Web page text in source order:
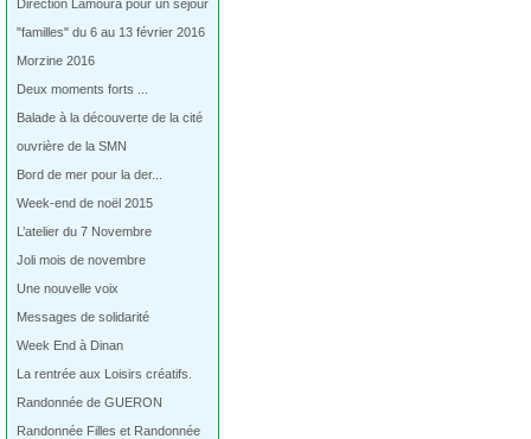
Direction Lamoura pour un séjour
"familles" du 6 au 13 février 2016
Morzine 2016
Deux moments forts ...
Balade à la découverte de la cité
ouvrière de la SMN
Bord de mer pour la der...
Week-end de noël 2015
L’atelier du 7 Novembre
Joli mois de novembre
Une nouvelle voix
Messages de solidarité
Week End à Dinan
La rentrée aux Loisirs créatifs.
Randonnée de GUERON
Randonnée Filles et Randonnée